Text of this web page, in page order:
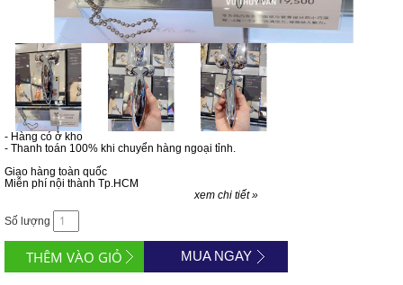
- Hàng có ở kho
- Thanh toán 100% khi chuyển hàng ngoại tỉnh.
Giao hàng toàn quốc
Miễn phí nội thành Tp.HCM
xem chi tiết »
Số lượng
MUA NGAY